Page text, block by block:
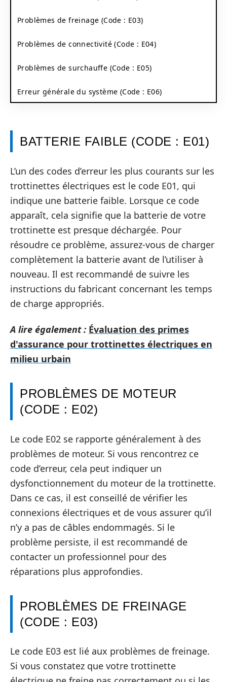
Problèmes de freinage (Code : E03)
Problèmes de connectivité (Code : E04)
Problèmes de surchauffe (Code : E05)
Erreur générale du système (Code : E06)
BATTERIE FAIBLE (CODE : E01)
L’un des codes d’erreur les plus courants sur les
trottinettes électriques est le code E01, qui
indique une batterie faible. Lorsque ce code
apparaît, cela signifie que la batterie de votre
trottinette est presque déchargée. Pour
résoudre ce problème, assurez-vous de charger
complètement la batterie avant de l’utiliser à
nouveau. Il est recommandé de suivre les
instructions du fabricant concernant les temps
de charge appropriés.
A lire également : Évaluation des primes
d'assurance pour trottinettes électriques en
milieu urbain
PROBLÈMES DE MOTEUR
(CODE : E02)
Le code E02 se rapporte généralement à des
problèmes de moteur. Si vous rencontrez ce
code d’erreur, cela peut indiquer un
dysfonctionnement du moteur de la trottinette.
Dans ce cas, il est conseillé de vérifier les
connexions électriques et de vous assurer qu’il
n’y a pas de câbles endommagés. Si le
problème persiste, il est recommandé de
contacter un professionnel pour des
réparations plus approfondies.
PROBLÈMES DE FREINAGE
(CODE : E03)
Le code E03 est lié aux problèmes de freinage.
Si vous constatez que votre trottinette